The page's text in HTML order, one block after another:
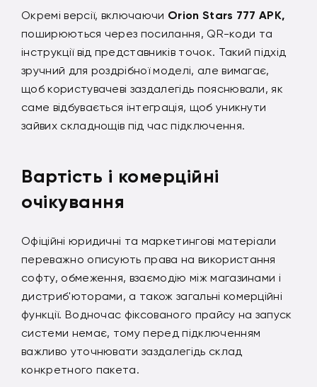
Окремі версії, включаючи Orion Stars 777 APK,
поширюються через посилання, QR-коди та
інструкції від представників точок. Такий підхід
зручний для роздрібної моделі, але вимагає,
щоб користувачеві заздалегідь пояснювали, як
саме відбувається інтеграція, щоб уникнути
зайвих складнощів під час підключення.
Вартість і комерційні
очікування
Офіційні юридичні та маркетингові матеріали
переважно описують права на використання
софту, обмеження, взаємодію між магазинами і
дистриб'юторами, а також загальні комерційні
функції. Водночас фіксованого прайсу на запуск
системи немає, тому перед підключенням
важливо уточнювати заздалегідь склад
конкретного пакета.